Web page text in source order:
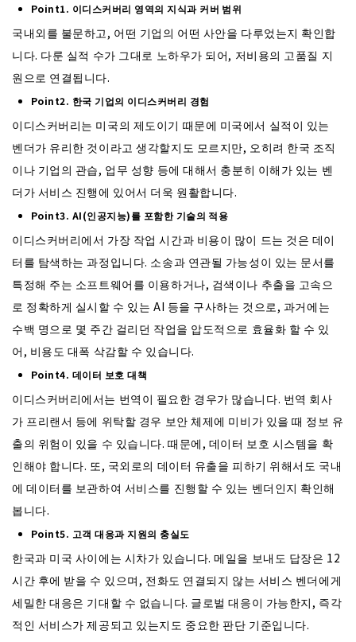
Point1. 이디스커버리 영역의 지식과 커버 범위
국내외를 불문하고, 어떤 기업의 어떤 사안을 다루었는지 확인합
니다. 다룬 실적 수가 그대로 노하우가 되어, 저비용의 고품질 지
원으로 연결됩니다.
Point2. 한국 기업의 이디스커버리 경험
이디스커버리는 미국의 제도이기 때문에 미국에서 실적이 있는
벤더가 유리한 것이라고 생각할지도 모르지만, 오히려 한국 조직
이나 기업의 관습, 업무 성향 등에 대해서 충분히 이해가 있는 벤
더가 서비스 진행에 있어서 더욱 원활합니다.
Point3. AI(인공지능)를 포함한 기술의 적용
이디스커버리에서 가장 작업 시간과 비용이 많이 드는 것은 데이
터를 탐색하는 과정입니다. 소송과 연관될 가능성이 있는 문서를
특정해 주는 소프트웨어를 이용하거나, 검색이나 추출을 고속으
로 정확하게 실시할 수 있는 AI 등을 구사하는 것으로, 과거에는
수백 명으로 몇 주간 걸리던 작업을 압도적으로 효율화 할 수 있
어, 비용도 대폭 삭감할 수 있습니다.
Point4. 데이터 보호 대책
이디스커버리에서는 번역이 필요한 경우가 많습니다. 번역 회사
가 프리랜서 등에 위탁할 경우 보안 체제에 미비가 있을 때 정보 유
출의 위험이 있을 수 있습니다. 때문에, 데이터 보호 시스템을 확
인해야 합니다. 또, 국외로의 데이터 유출을 피하기 위해서도 국내
에 데이터를 보관하여 서비스를 진행할 수 있는 벤더인지 확인해
봅니다.
Point5. 고객 대응과 지원의 충실도
한국과 미국 사이에는 시차가 있습니다. 메일을 보내도 답장은 12
시간 후에 받을 수 있으며, 전화도 연결되지 않는 서비스 벤더에게
세밀한 대응은 기대할 수 없습니다. 글로벌 대응이 가능한지, 즉각
적인 서비스가 제공되고 있는지도 중요한 판단 기준입니다.